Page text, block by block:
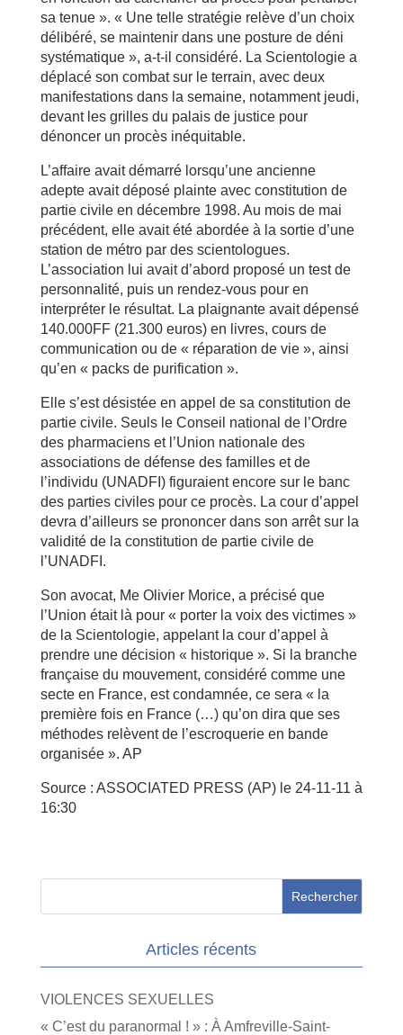
sa tenue ». « Une telle stratégie relève d’un choix
délibéré, se maintenir dans une posture de déni
systématique », a-t-il considéré. La Scientologie a
déplacé son combat sur le terrain, avec deux
manifestations dans la semaine, notamment jeudi,
devant les grilles du palais de justice pour
dénoncer un procès inéquitable.
L’affaire avait démarré lorsqu’une ancienne
adepte avait déposé plainte avec constitution de
partie civile en décembre 1998. Au mois de mai
précédent, elle avait été abordée à la sortie d’une
station de métro par des scientologues.
L’association lui avait d’abord proposé un test de
personnalité, puis un rendez-vous pour en
interpréter le résultat. La plaignante avait dépensé
140.000FF (21.300 euros) en livres, cours de
communication ou de « réparation de vie », ainsi
qu’en « packs de purification ».
Elle s’est désistée en appel de sa constitution de
partie civile. Seuls le Conseil national de l’Ordre
des pharmaciens et l’Union nationale des
associations de défense des familles et de
l’individu (UNADFI) figuraient encore sur le banc
des parties civiles pour ce procès. La cour d’appel
devra d’ailleurs se prononcer dans son arrêt sur la
validité de la constitution de partie civile de
l’UNADFI.
Son avocat, Me Olivier Morice, a précisé que
l’Union était là pour « porter la voix des victimes »
de la Scientologie, appelant la cour d’appel à
prendre une décision « historique ». Si la branche
française du mouvement, considéré comme une
secte en France, est condamnée, ce sera « la
première fois en France (…) qu’on dira que ses
méthodes relèvent de l’escroquerie en bande
organisée ». AP
Source : ASSOCIATED PRESS (AP) le 24-11-11 à
16:30
Articles récents
VIOLENCES SEXUELLES
« C’est du paranormal ! » : À Amfreville-Saint-